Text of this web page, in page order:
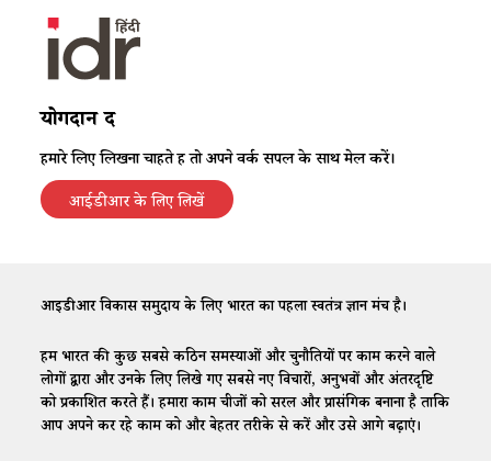
योगदान दें
हमारे लिए लिखना चाहते हैं तो अपने वर्क सैंपल के साथ मेल करें।
आईडीआर के लिए लिखें
आईडीआर विकास समुदाय के लिए भारत का पहला स्वतंत्र ज्ञान मंच है।
हम भारत की कुछ सबसे कठिन समस्याओं और चुनौतियों पर काम करने वाले
लोगों द्वारा और उनके लिए लिखे गए सबसे नए विचारों, अनुभवों और अंतरदृष्टि
को प्रकाशित करते हैं। हमारा काम चीजों को सरल और प्रासंगिक बनाना है ताकि
आप अपने कर रहे काम को और बेहतर तरीके से करें और उसे आगे बढ़ाएं।